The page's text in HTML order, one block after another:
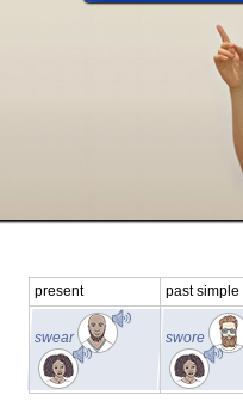
present past simple
swear swore